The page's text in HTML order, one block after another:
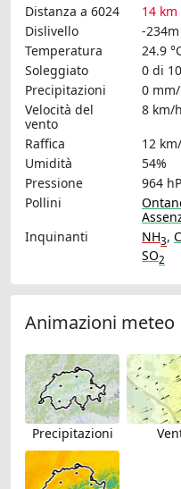
Distanza a 6024
14 km
Dislivello
-
Temperatura
24.9
Soleggiato
0 di
Precipitazioni
0
Velocità del
vento
8 km/h
Raffica
12
Umidità
54%
Pressione
964
Pollini
Inquinanti
NH3,
SO2
Animazioni meteo
Precipitazioni